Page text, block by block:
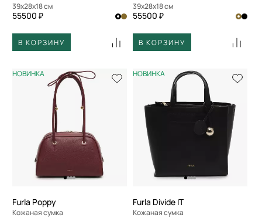
39x28x18 см
55500 ₽
В КОРЗИНУ
39x28x18 см
55500 ₽
В КОРЗИНУ
НОВИНКА
Furla Poppy
Кожаная сумка
НОВИНКА
Furla Divide IT
Кожаная сумка